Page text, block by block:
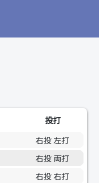
投打
右投 左打
右投 両打
右投 右打